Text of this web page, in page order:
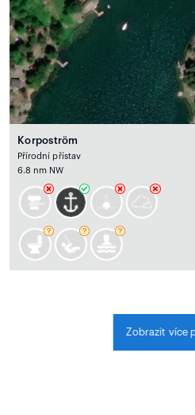
Korpoström
Přírodní přístav
6.8 nm NW
Zobrazit více